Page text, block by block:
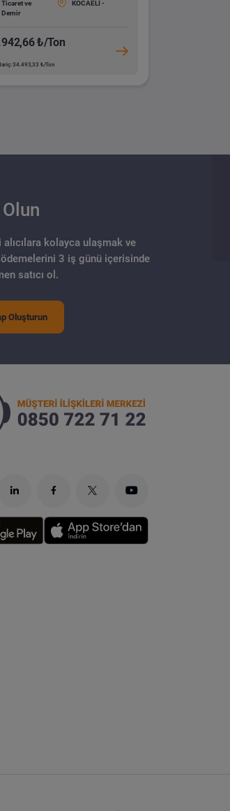
Ticaret ve
Demir
KOCAELİ -
₺/Ton
34.493,33 ₺/Ton
Olun
alıcılara kolayca ulaşmak ve
3 iş günü içerisinde
satıcı ol.
Oluşturun